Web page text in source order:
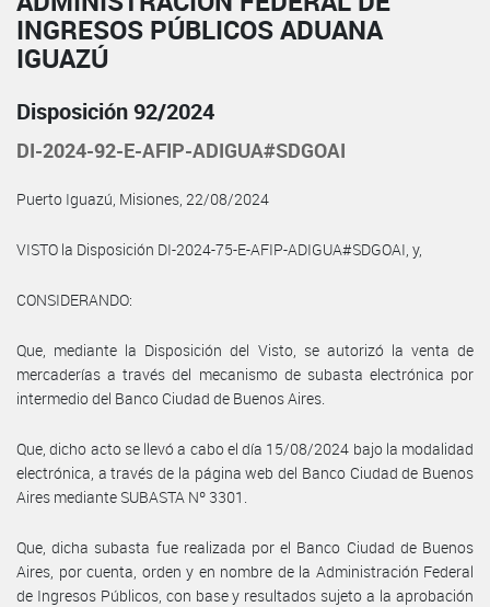
INGRESOS PÚBLICOS ADUANA
IGUAZÚ
Disposición 92/2024
DI-2024-92-E-AFIP-ADIGUA#SDGOAI
Puerto Iguazú, Misiones, 22/08/2024
VISTO la Disposición DI-2024-75-E-AFIP-ADIGUA#SDGOAI, y,
CONSIDERANDO:
Que, mediante la Disposición del Visto, se autorizó la venta de
mercaderías a través del mecanismo de subasta electrónica por
intermedio del Banco Ciudad de Buenos Aires.
Que, dicho acto se llevó a cabo el día 15/08/2024 bajo la modalidad
electrónica, a través de la página web del Banco Ciudad de Buenos
Aires mediante SUBASTA Nº 3301.
Que, dicha subasta fue realizada por el Banco Ciudad de Buenos
Aires, por cuenta, orden y en nombre de la Administración Federal
de Ingresos Públicos, con base y resultados sujeto a la aprobación